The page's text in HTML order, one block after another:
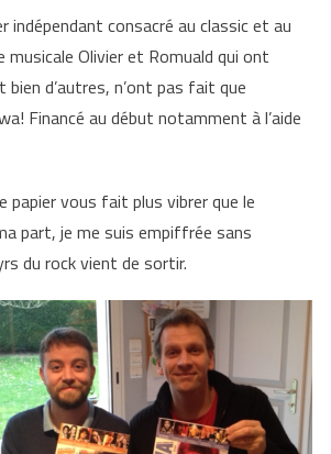
indépendant consacré au classic et au
musicale Olivier et Romuald qui ont
d’autres, n’ont pas fait que
Financé au début notamment à l’aide
vous fait plus vibrer que le
part, je me suis empiffrée sans
du rock vient de sortir.